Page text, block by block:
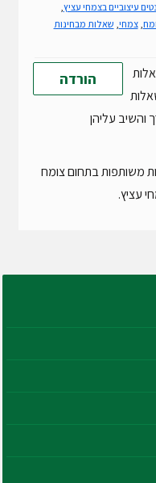
עיצוביים בצמחי עציץ,
, צמחי, שאלות מבחינות
הורדה
80 שאלות
כ 130 שאלות
והשיב עליהן
משותפות בתחום צומח
עציץ.